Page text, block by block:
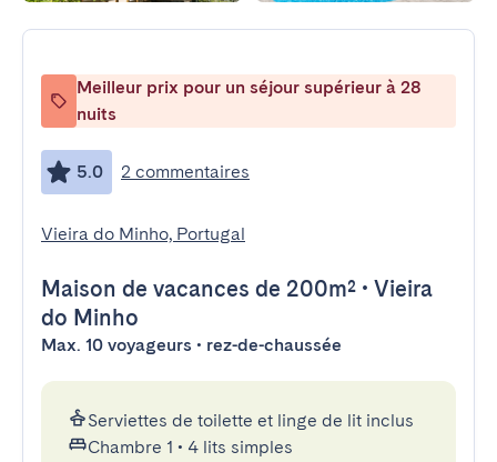
Meilleur prix pour un séjour supérieur à 28
nuits
5.0 2 commentaires
Vieira do Minho, Portugal
Maison de vacances de 200m² • Vieira
do Minho
Max. 10 voyageurs • rez-de-chaussée
Serviettes de toilette et linge de lit inclus
Chambre 1 • 4 lits simples